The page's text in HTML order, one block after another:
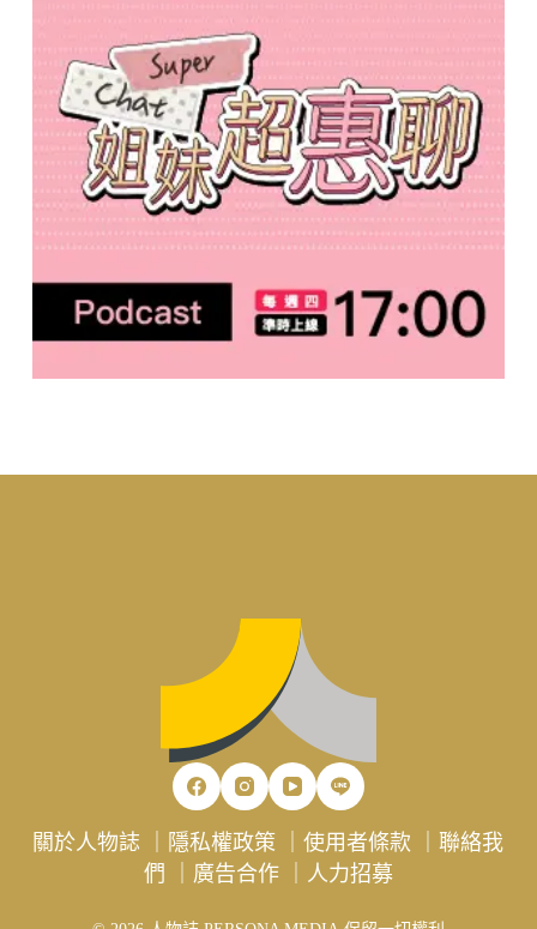
關於人物誌 隱私權政策 ｜使用者條款 ｜聯絡我
們
廣告合作｜ 人力招募